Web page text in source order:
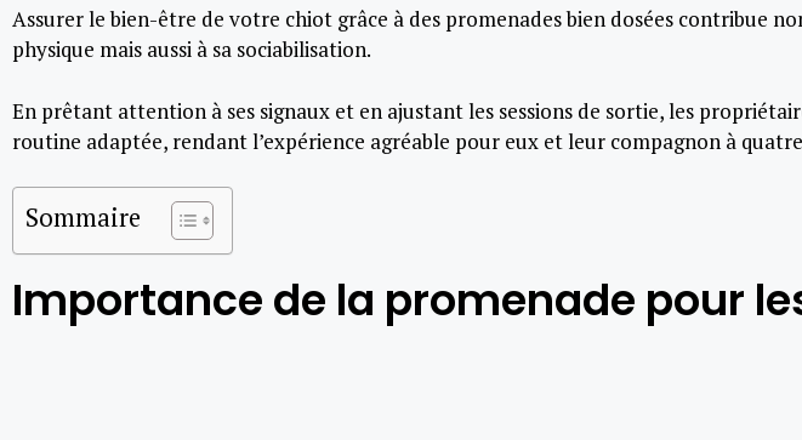
Assurer le bien-être de votre chiot grâce à des promenades bien dosées contribue
physique mais aussi à sa sociabilisation.
En prêtant attention à ses signaux et en ajustant les sessions de sortie, les
routine adaptée, rendant l’expérience agréable pour eux et leur compagnon à
Sommaire
Importance de la promenade pour